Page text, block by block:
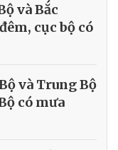
và Bắc
cục bộ có
và Trung Bộ
có mưa